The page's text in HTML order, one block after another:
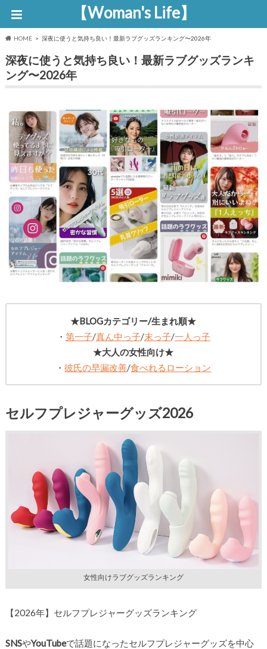
【Woman's Life】
HOME 深夜に使うと気持ち良い！最新ラブグッズランキング〜2026年
深夜に使うと気持ち良い！最新ラブグッズランキ
ング〜2026年
★BLOGカテゴリー/生まれ順★
・ 第一子/真ん中っ子/末っ子/一人っ子
★大人の女性向け★
・彼氏の早漏改善/食べれるローション
セルフプレジャーグッズ2026
女性向けラブグッズランキング
【2026年】セルフプレジャーグッズランキング
SNSやYouTubeで話題になったセルフプレジャーグッズを中心